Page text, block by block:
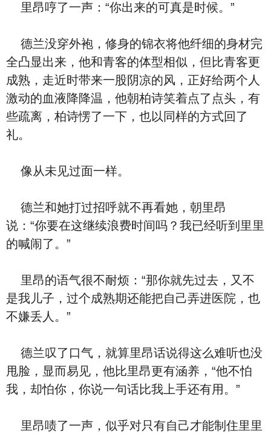
里昂哼了一声：“你出来的可真是时候。”
德兰没穿外袍，修身的锦衣将他纤细的身材完
全凸显出来，他和青客的体型相似，但比青客更
成熟，走近时带来一股阴凉的风，正好给两个人
激动的血液降降温，他朝柏诗笑着点了点头，有
些疏离，柏诗愣了一下，也以同样的方式回了
礼。
像从未见过面一样。
德兰和她打过招呼就不再看她，朝里昂
说：“你要在这继续浪费时间吗？我已经听到里里
的喊闹了。”
里昂的语气很不耐烦：“那你就先过去，又不
是我儿子，过个成熟期还能把自己弄进医院，也
不嫌丢人。”
德兰叹了口气，就算里昂话说得这么难听也没
甩脸，显而易见，他比里昂更有涵养，“他不怕
我，却怕你，你说一句话比我上手还有用。”
里昂啧了一声，似乎对只有自己才能制住里里